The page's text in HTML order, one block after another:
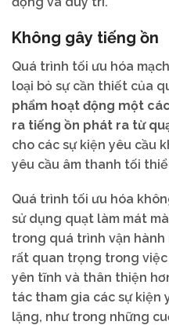
Không gây tiếng ồn
Quá trình tối ưu hóa
loại bỏ sự cần thiết của
phẩm hoạt động một
ra tiếng ồn phát ra từ
cho các sự kiện yêu cầu
yêu cầu âm thanh tối
Quá trình tối ưu hóa
sử dụng quạt làm mát
trong quá trình vận hành
rất quan trọng trong
yên tĩnh và thân thiện
tác tham gia các sự kiện
lặng, như trong những